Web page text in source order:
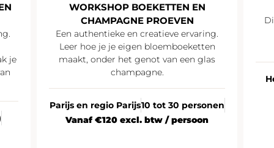
je
WORKSHOP BOEKETTEN EN
CHAMPAGNE PROEVEN
Een authentieke en creatieve ervaring.
Leer hoe je je eigen bloemboeketten
maakt, onder het genot van een glas
champagne.
Parijs en regio Parijs10 tot 30 personen
Vanaf €120 excl. btw / persoon